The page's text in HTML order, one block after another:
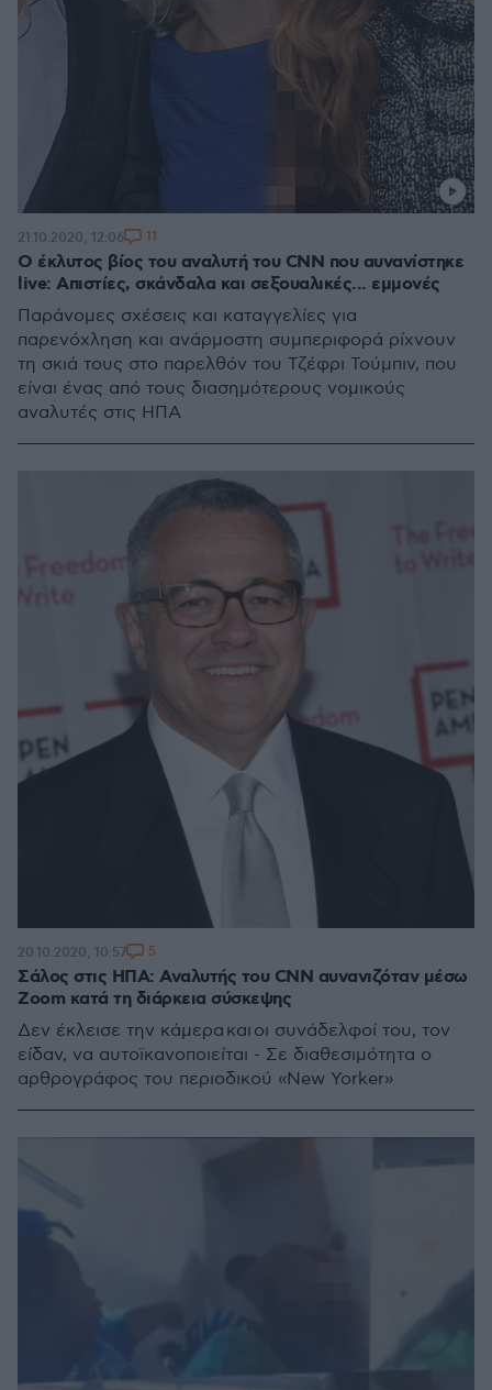
Ο έκλυτος βίος του αναλυτή του CNN που αυνανίστηκε
live: Απιστίες, σκάνδαλα και σεξουαλικές... εμμονές
Παράνομες σχέσεις και καταγγελίες για
παρενόχληση και ανάρμοστη συμπεριφορά ρίχνουν
τη σκιά τους στο παρελθόν του Τζέφρι Τούμπιν, που
είναι ένας από τους διασημότερους νομικούς
αναλυτές στις ΗΠΑ
21.10.2020, 12:06 11
Σάλος στις ΗΠΑ: Αναλυτής του CNN αυνανιζόταν μέσω
Zoom κατά τη διάρκεια σύσκεψης
Δεν έκλεισε την κάμερα και οι συνάδελφοί του, τον
είδαν, να αυτοϊκανοποιείται - Σε διαθεσιμότητα ο
αρθρογράφος του περιοδικού «Νew Yorker»
20.10.2020, 10:57 5